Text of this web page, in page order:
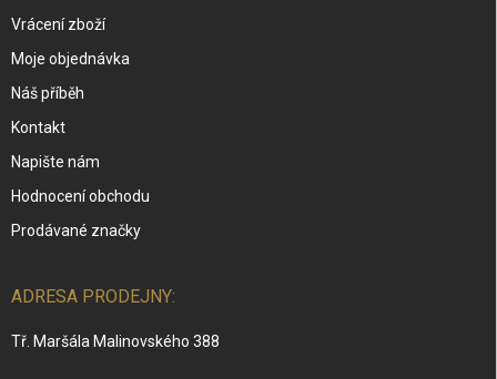
Vrácení zboží
Moje objednávka
Náš příběh
Kontakt
Napište nám
Hodnocení obchodu
Prodávané značky
ADRESA PRODEJNY:
Tř. Maršála Malinovského 388